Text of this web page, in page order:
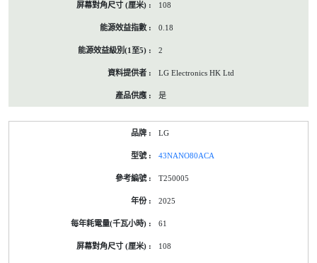
108
0.18
2
LG Electronics HK Ltd
是
LG
43NANO80ACA
T250005
2025
61
108